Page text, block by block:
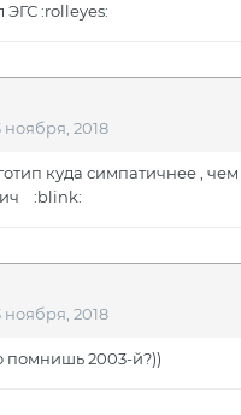
ЭГС :rolleyes:
ноября, 2018
куда симпатичнее , чем
:blink:
ноября, 2018
помнишь 2003-й?))